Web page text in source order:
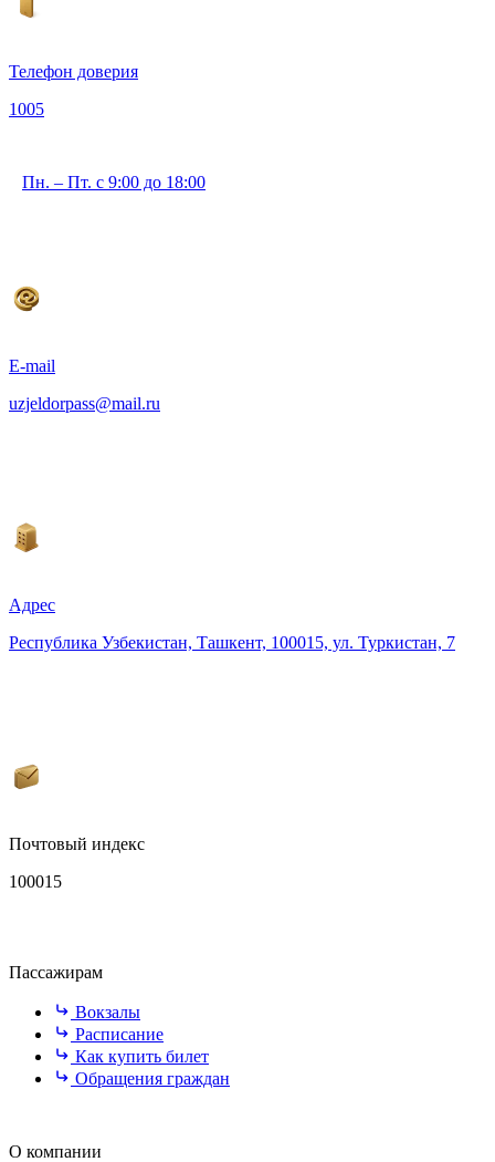
Телефон доверия
1005
Пн. – Пт. с 9:00 до 18:00
E-mail
uzjeldorpass@mail.ru
Адрес
Республика Узбекистан, Ташкент, 100015, ул. Туркистан, 7
Почтовый индекс
100015
Пассажирам
Вокзалы
Расписание
Как купить билет
Обращения граждан
О компании